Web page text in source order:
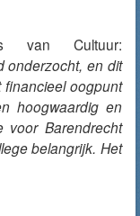
van Cultuur:
onderzocht, en dit
oogpunt
hoogwaardig en
voor Barendrecht
belangrijk. Het